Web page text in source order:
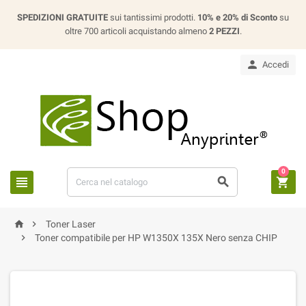
SPEDIZIONI GRATUITE sui tantissimi prodotti. 10% e 20% di Sconto su
oltre 700 articoli acquistando almeno 2 PEZZI.
 Accedi
  
0
 
Toner Laser

Toner compatibile per HP W1350X 135X Nero senza CHIP